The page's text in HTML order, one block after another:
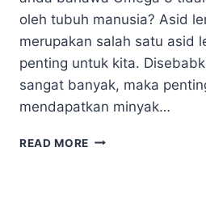
oleh tubuh manusia? Asid
merupakan salah satu asid
penting untuk kita.
sangat banyak, maka
mendapatkan minyak…
READ MORE OMEGA